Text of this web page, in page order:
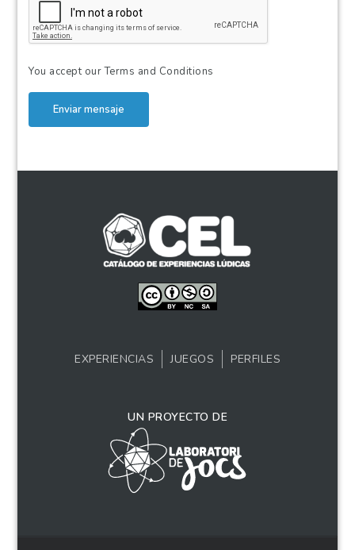
You accept ourTerms and Conditions
Enviar mensaje
EXPERIENCIAS JUEGOS PERFILES
UN PROYECTO DE